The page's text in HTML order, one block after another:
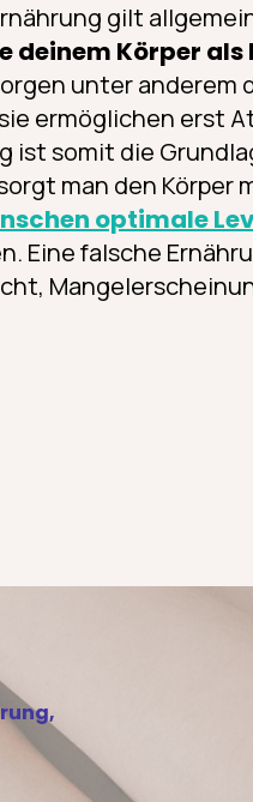
gilt
Körper als
unter anderem
ermöglichen erst
ist somit die
man den
optimale
Eine falsche
,
du heraus, was